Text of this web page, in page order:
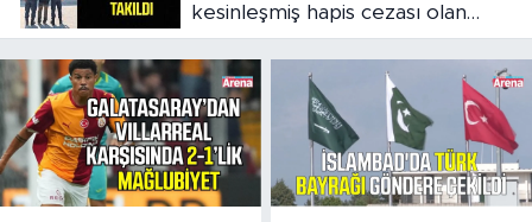
kesinleşmiş hapis cezası olan
şahıs yakalandı